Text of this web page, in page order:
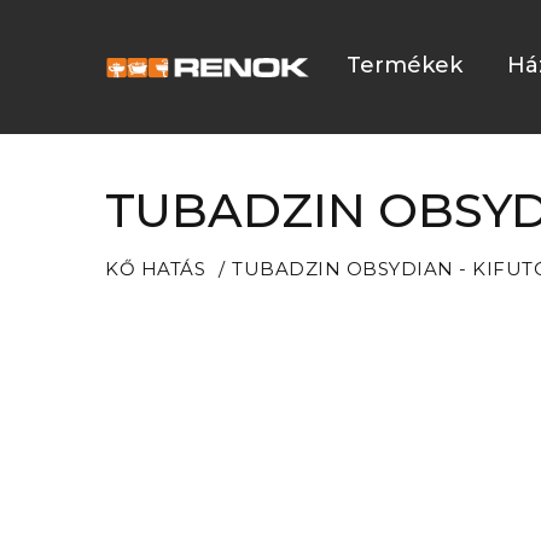
Termékek
TUBADZIN
KŐ HATÁS TUBADZIN OBSYDIAN -